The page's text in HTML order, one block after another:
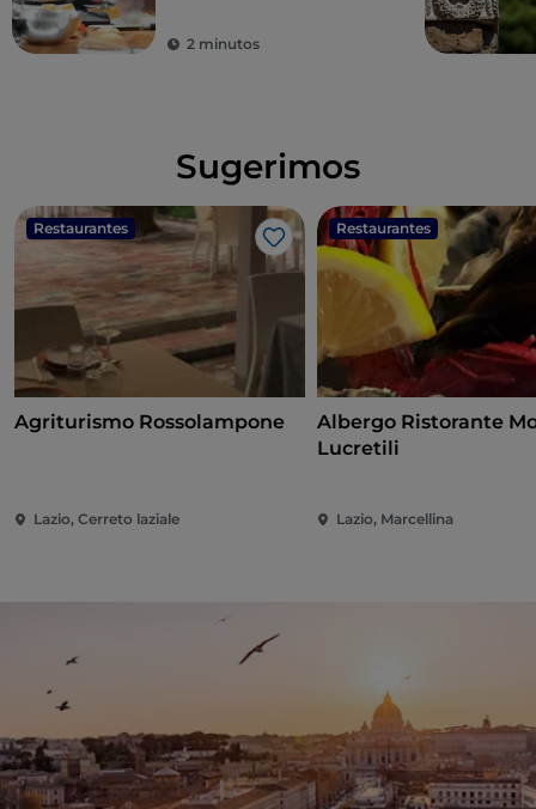
2 minutos
Sugerimos
Restaurantes
Gosto
Agriturismo Rossolampone
Lazio, Cerreto laziale
Restaurantes
Albergo Ristorante
Lucretili
Lazio, Marcellina